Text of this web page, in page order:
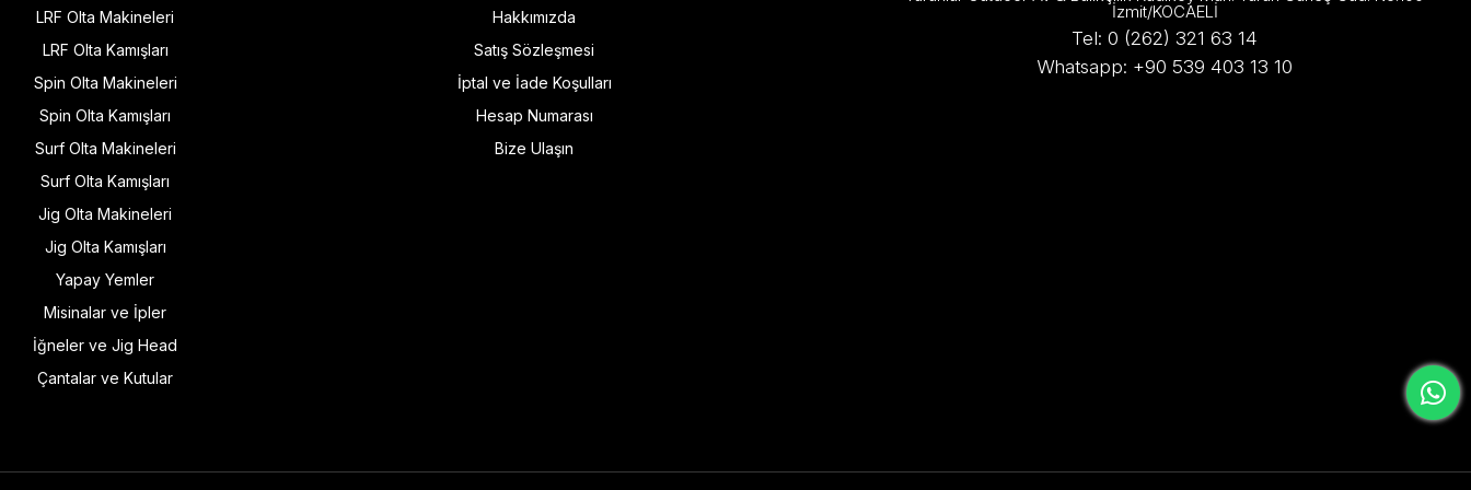
LRF Olta Makineleri
LRF Olta Kamışları
Spin Olta Makineleri
Spin Olta Kamışları
Surf Olta Makineleri
Surf Olta Kamışları
Jig Olta Makineleri
Jig Olta Kamışları
Yapay Yemler
Misinalar ve İpler
İğneler ve Jig Head
Çantalar ve Kutular
Hakkımızda
Satış Sözleşmesi
İptal ve İade Koşulları
Hesap Numarası
Bize Ulaşın
İzmit/KOCAELİ
Tel: 0 (262) 321 63 14
Whatsapp: +90 539 403 13 10